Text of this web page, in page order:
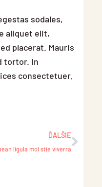
sodales,
aliquet elit,
placerat. Mauris
tortor. In
consectetuer.
ĎALŠIE
ligula mol stie viverra